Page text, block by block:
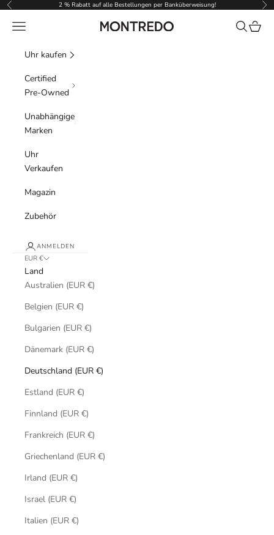
Zum Inhalt springen
Zurück 2 % Rabatt auf alle Bestellungen per Banküberweisung! Vor
Montredo
Menü Suchen
Uhr kaufen
Certified
Pre-Owned
Unabhängige
Marken
Uhr
Verkaufen
Magazin
Zubehör
ANMELDEN
EUR €
Land
Australien (EUR €)
Belgien (EUR €)
Bulgarien (EUR €)
Dänemark (EUR €)
Deutschland (EUR €)
Estland (EUR €)
Finnland (EUR €)
Frankreich (EUR €)
Griechenland (EUR €)
Irland (EUR €)
Israel (EUR €)
Italien (EUR €)